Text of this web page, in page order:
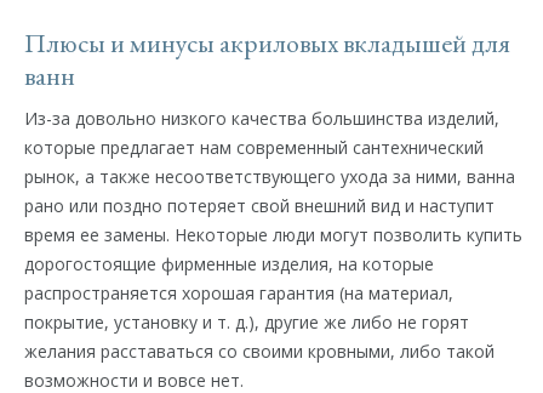
Плюсы и минусы акриловых вкладышей для
ванн
Из-за довольно низкого качества большинства изделий,
которые предлагает нам современный сантехнический
рынок, а также несоответствующего ухода за ними, ванна
рано или поздно потеряет свой внешний вид и наступит
время ее замены. Некоторые люди могут позволить купить
дорогостоящие фирменные изделия, на которые
распространяется хорошая гарантия (на материал,
покрытие, установку и т. д.), другие же либо не горят
желания расставаться со своими кровными, либо такой
возможности и вовсе нет.